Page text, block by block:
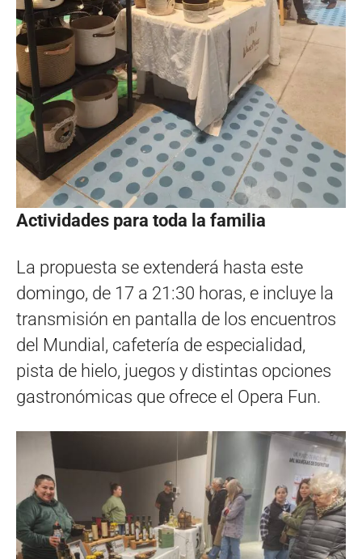
Actividades para toda la familia
La propuesta se extenderá hasta este
domingo, de 17 a 21:30 horas, e incluye la
transmisión en pantalla de los encuentros
del Mundial, cafetería de especialidad,
pista de hielo, juegos y distintas opciones
gastronómicas que ofrece el Opera Fun.